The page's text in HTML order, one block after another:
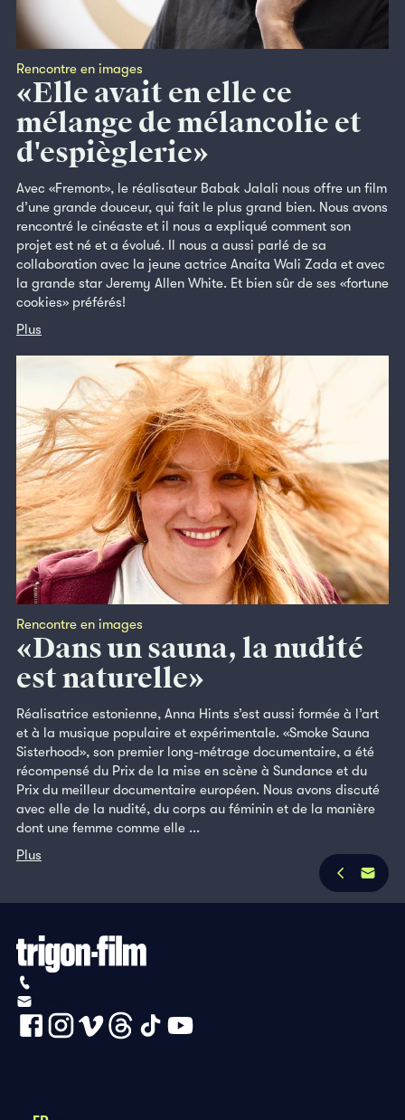
Rencontre en images
«Elle avait en elle ce
mélange de mélancolie et
d'espièglerie»
Avec «Fremont», le réalisateur Babak Jalali nous offre un film
d’une grande douceur, qui fait le plus grand bien. Nous avons
rencontré le cinéaste et il nous a expliqué comment son
projet est né et a évolué. Il nous a aussi parlé de sa
collaboration avec la jeune actrice Anaita Wali Zada et avec
la grande star Jeremy Allen White. Et bien sûr de ses «fortune
cookies» préférés!
Plus
Rencontre en images
«Dans un sauna, la nudité
est naturelle»
Réalisatrice estonienne, Anna Hints s’est aussi formée à l’art
et à la musique populaire et expérimentale. «Smoke Sauna
Sisterhood», son premier long-métrage documentaire, a été
récompensé du Prix de la mise en scène à Sundance et du
Prix du meilleur documentaire européen. Nous avons discuté
avec elle de la nudité, du corps au féminin et de la manière
dont une femme comme elle ...
Plus